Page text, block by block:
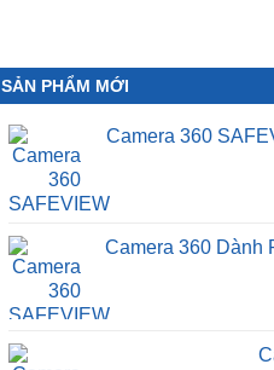
SẢN PHẨM MỚI
Camera 360
Camera 360 Dành